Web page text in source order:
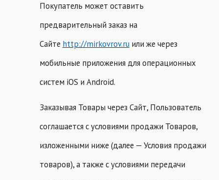
Покупатель может оставить
предварительный заказ на
Сайте http://mirkovrov.ru или же через
мобильные приложения для операционных
систем iOS и Android.
Заказывая Товары через Сайт, Пользователь
соглашается с условиями продажи Товаров,
изложенными ниже (далее — Условия продажи
товаров), а также с условиями передачи